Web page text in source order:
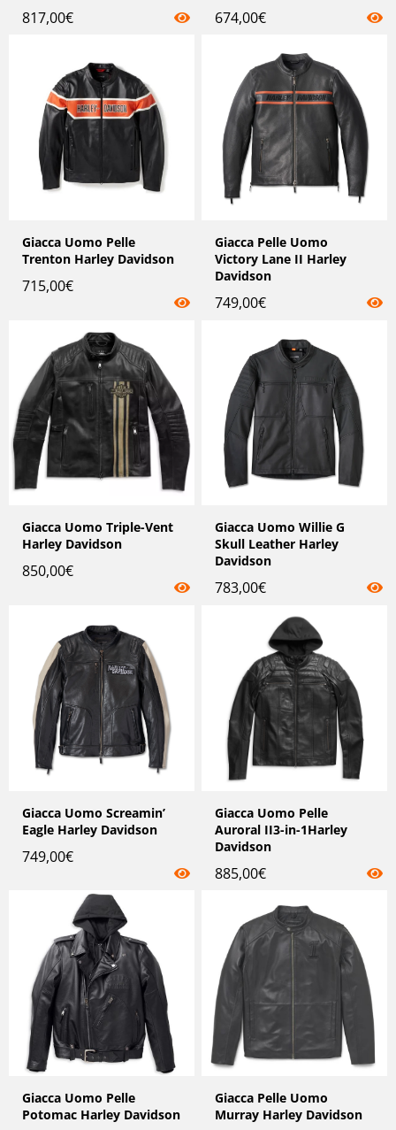
817,00€ 674,00€
Giacca Uomo Pelle
Trenton Harley Davidson
715,00€
Giacca Pelle Uomo
Victory Lane II Harley
Davidson
749,00€
Giacca Uomo Triple-Vent
Harley Davidson
850,00€
Giacca Uomo Willie G
Skull Leather Harley
Davidson
783,00€
Giacca Uomo Screamin’
Eagle Harley Davidson
749,00€
Giacca Uomo Pelle
Auroral II3-in-1Harley
Davidson
885,00€
Giacca Uomo Pelle
Potomac Harley Davidson
Giacca Pelle Uomo
Murray Harley Davidson